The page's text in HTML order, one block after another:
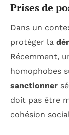
Prises de
Dans un
protéger la
Récemment,
homophobes
sanctionner
doit pas être
cohésion